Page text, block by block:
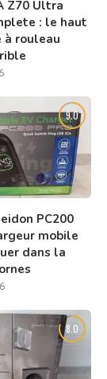
Z70 Ultra
: le haut
à rouleau
9.0
PC200
mobile
dans la
8.0